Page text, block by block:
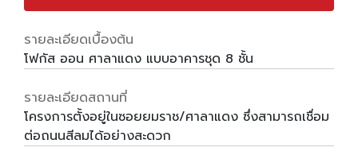
รายละเอียดเบื้องต้น
โฟกัส ออน ศาลาแดง แบบอาคารชุด 8 ชั้น
รายละเอียดสถานที่
โครงการตั้งอยู่ในซอยยมราช/ศาลาแดง ซึ่งสามารถเชื่อม
ต่อถนนสีลมได้อย่างสะดวก